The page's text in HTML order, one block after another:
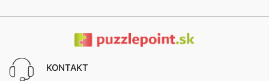
KONTAKT